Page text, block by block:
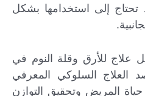
إلى استخدامها بشكل
علاج للأرق وقلة النوم في
العلاج السلوكي المعرفي
المريض وتحقيق التوازن